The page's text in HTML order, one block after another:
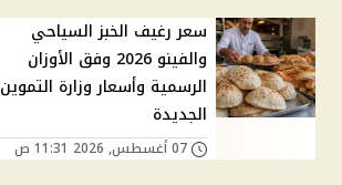
سعر رغيف الخبز السياحي
والفينو 2026 وفق الأوزان
الرسمية وأسعار وزارة التموين
الجديدة
07 أغسطس, 2026 11:31 ص